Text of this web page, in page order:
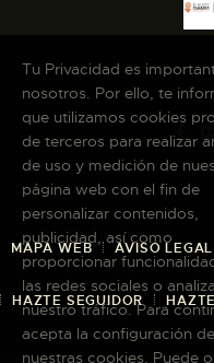
MAPA WEB AVISO LEGAL
HAZTE SEGUIDOR
Tu Privacidad es
nosotros. Por ello, te
que utilizamos cookies
de terceros para realizar
de uso y medición de
página web con el fin de
personalizar contenidos,
publicidad, así como
proporcionar
las redes sociales o
nuestro tráfico. Para
acepta la configuración de
nuestras cookies. Puede